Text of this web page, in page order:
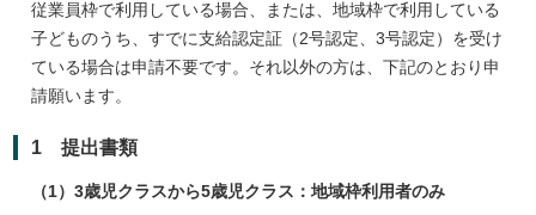
従業員枠で利用している場合、または、地域枠で利用している
子どものうち、すでに支給認定証（2号認定、3号認定）を受け
ている場合は申請不要です。それ以外の方は、下記のとおり申
請願います。
1 提出書類
（1）3歳児クラスから5歳児クラス：地域枠利用者のみ